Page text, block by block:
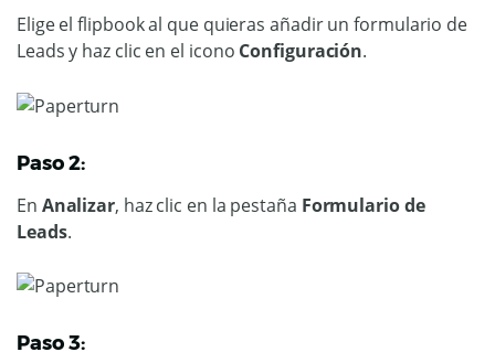
Elige el flipbook al que quieras añadir un formulario de
Leads y haz clic en el icono Configuración.
Paso 2:
En Analizar, haz clic en la pestaña Formulario de
Leads.
Paso 3: